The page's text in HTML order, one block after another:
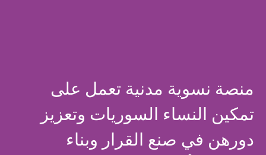
منصة نسوية مدنية تعمل على
تمكين النساء السوريات وتعزيز
دورهن في صنع القرار وبناء